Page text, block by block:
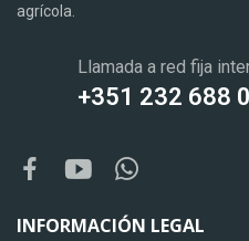
agrícola.
Llamada a red fija
+351 232 688
INFORMACIÓN LEGAL